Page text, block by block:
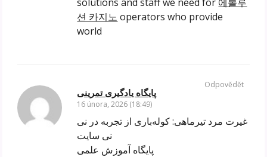
션 카지노 operators who provide
world
پایگاه یادگیری تمرینی
16 února, 2026 (18:49)
غیرت مرد تیرماهی: کوله‌باری از تجربه در نی
نی سایت
پایگاه آموزش علمی
Odpovědět